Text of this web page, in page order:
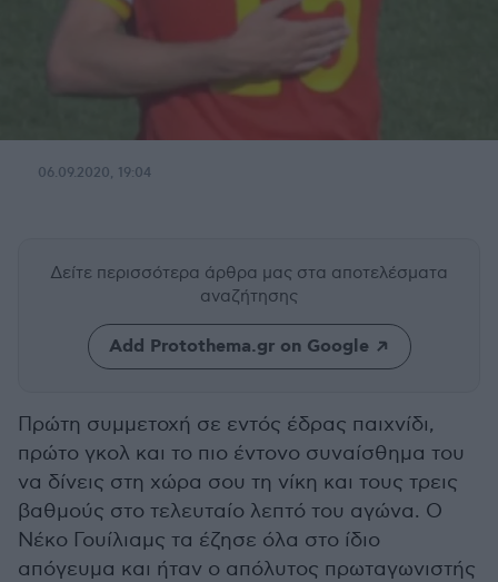
06.09.2020, 19:04
Δείτε περισσότερα άρθρα μας στα αποτελέσματα
αναζήτησης
Add Protothema.gr on Google
Πρώτη συμμετοχή σε εντός έδρας παιχνίδι,
πρώτο γκολ και το πιο έντονο συναίσθημα του
να δίνεις στη χώρα σου τη νίκη και τους τρεις
βαθμούς στο τελευταίο λεπτό του αγώνα. Ο
Νέκο Γουίλιαμς τα έζησε όλα στο ίδιο
απόγευμα και ήταν ο απόλυτος πρωταγωνιστής